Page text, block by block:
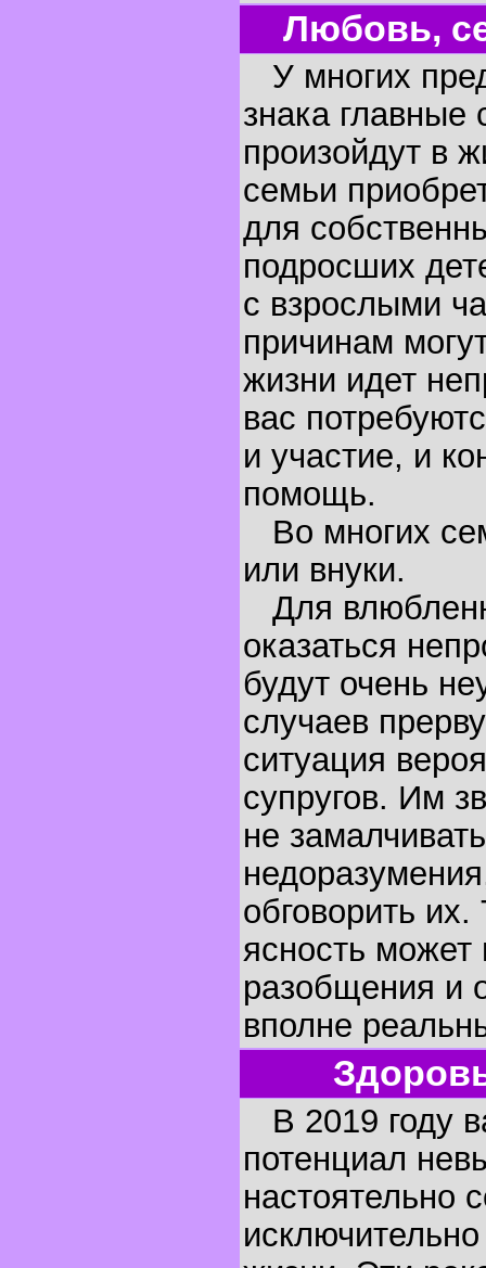
Любовь,
У многих
знака главные
произойдут в
семьи
для
подросших
с взрослыми
причинам
жизни идет
вас
и участие, и
помощь.
Во многих
или внуки.
Для
оказаться
будут очень
случаев
ситуация
супругов. Им
не
обговорить
ясность может
разобщения и
вполне
В 2019 году
потенциал
настоятельно